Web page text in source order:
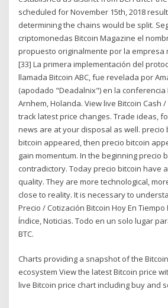
scheduled for November 15th, 2018
determining the chains would be split.
criptomonedas Bitcoin Magazine el
propuesto originalmente por la empresa
[33] La primera implementación del
llamada Bitcoin ABC, fue revelada por
(apodado "Deadalnix") en la conferencia
Arnhem, Holanda. View live Bitcoin Cash
track latest price changes. Trade ideas,
news are at your disposal as well. precio
bitcoin appeared, then precio bitcoin
gain momentum. In the beginning precio
contradictory. Today precio bitcoin have
quality. They are more technological,
close to reality. It is necessary to
Precio / Cotización Bitcoin Hoy En Tiempo
Índice, Noticias. Todo en un solo lugar
BTC.
Charts providing a snapshot of the Bitcoin
ecosystem View the latest Bitcoin price
live Bitcoin price chart including buy and